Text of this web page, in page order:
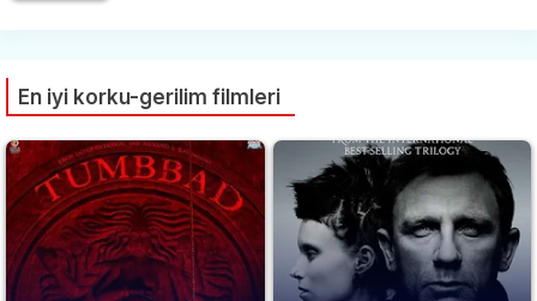
En iyi korku-gerilim filmleri